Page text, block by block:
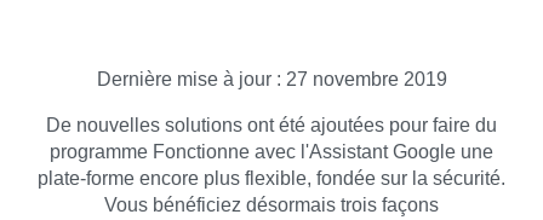
Dernière mise à jour : 27 novembre 2019
De nouvelles solutions ont été ajoutées pour faire du
programme Fonctionne avec l'Assistant Google une
plate-forme encore plus flexible, fondée sur la sécurité.
Vous bénéficiez désormais trois façons